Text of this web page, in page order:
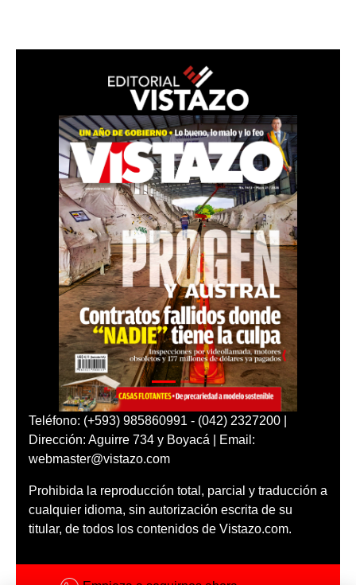
Teléfono: (+593) 985860991 - (042) 2327200 |
Dirección: Aguirre 734 y Boyacá | Email:
webmaster@vistazo.com
Prohibida la reproducción total, parcial y traducción a
cualquier idioma, sin autorización escrita de su
titular, de todos los contenidos de Vistazo.com.